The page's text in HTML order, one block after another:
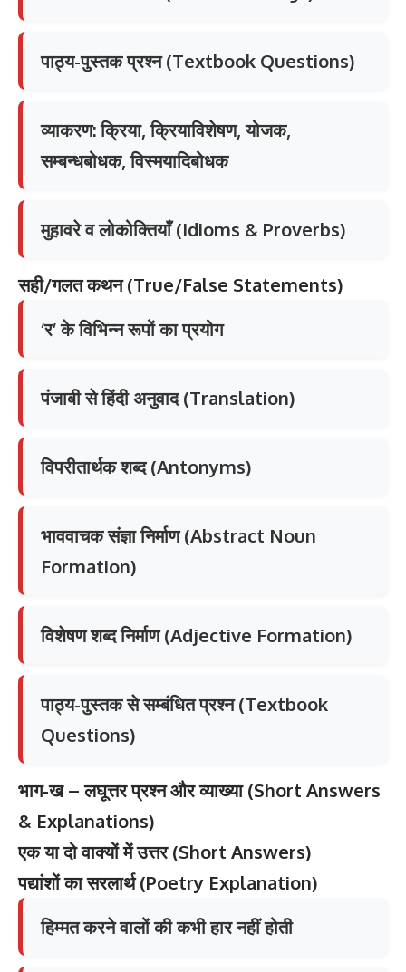
पाठ्य-पुस्तक प्रश्न (Textbook Questions)
व्याकरण: क्रिया, क्रियाविशेषण, योजक,
सम्बन्धबोधक, विस्मयादिबोधक
मुहावरे व लोकोक्तियाँ (Idioms & Proverbs)
सही/गलतकथन(True/False Statements)
‘र’ के विभिन्न रूपों का प्रयोग
पंजाबी से हिंदी अनुवाद (Translation)
विपरीतार्थक शब्द (Antonyms)
भाववाचक संज्ञा निर्माण (Abstract Noun
Formation)
विशेषण शब्द निर्माण (Adjective Formation)
पाठ्य-पुस्तक से सम्बंधित प्रश्न (Textbook
Questions)
भाग-ख –लघूत्तरप्रश्नऔरव्याख्या(Short Answers
& Explanations)
एकयादोवाक्योंमेंउत्तर(Short Answers)
पद्यांशोंकासरलार्थ(Poetry Explanation)
हिम्मत करने वालों की कभी हार नहीं होती